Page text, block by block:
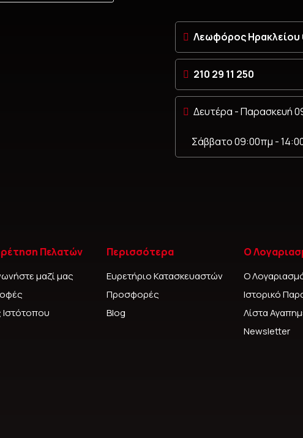
Λεωφόρος Ηρακλείου
210 29 11 250
Δευτέρα - Παρασκευή
Σάββατο 09:00πμ -
Πελατών
μαζί μας
Περισσότερα
Ευρετήριο Κατασκευαστών
Προσφορές
Blog
Ο
Ο
Ιστορικό
Λίστα
Newsletter